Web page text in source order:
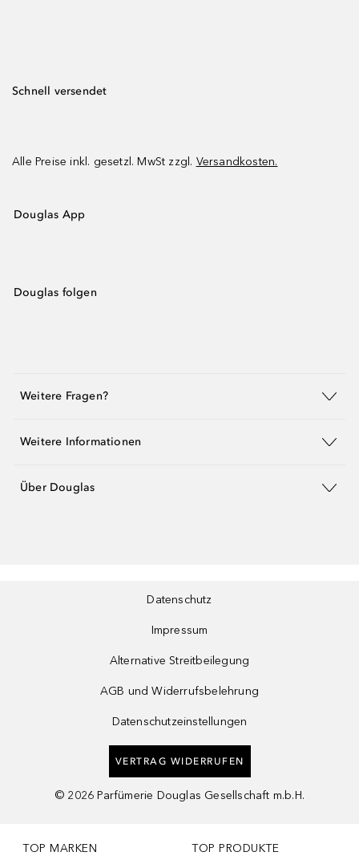
Schnell versendet
Alle Preise inkl. gesetzl. MwSt zzgl. Versandkosten.
Douglas App
Douglas folgen
Weitere Fragen?
Weitere Informationen
Über Douglas
Datenschutz
Impressum
Alternative Streitbeilegung
AGB und Widerrufsbelehrung
Datenschutzeinstellungen
VERTRAG WIDERRUFEN
© 2026 Parfümerie Douglas Gesellschaft m.b.H.
TOP MARKEN TOP PRODUKTE